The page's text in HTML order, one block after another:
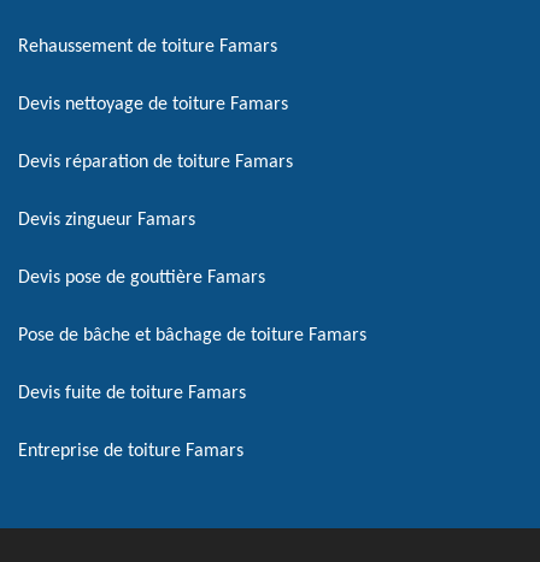
Rehaussement de toiture Famars
Devis nettoyage de toiture Famars
Devis réparation de toiture Famars
Devis zingueur Famars
Devis pose de gouttière Famars
Pose de bâche et bâchage de toiture Famars
Devis fuite de toiture Famars
Entreprise de toiture Famars